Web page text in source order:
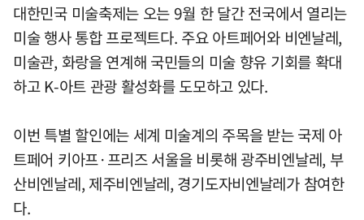
대한민국 미술축제는 오는 9월 한 달간 전국에서 열리는
미술 행사 통합 프로젝트다. 주요 아트페어와 비엔날레,
미술관, 화랑을 연계해 국민들의 미술 향유 기회를 확대
하고 K-아트 관광 활성화를 도모하고 있다.
이번 특별 할인에는 세계 미술계의 주목을 받는 국제 아
트페어 키아프·프리즈 서울을 비롯해 광주비엔날레, 부
산비엔날레, 제주비엔날레, 경기도자비엔날레가 참여한
다.